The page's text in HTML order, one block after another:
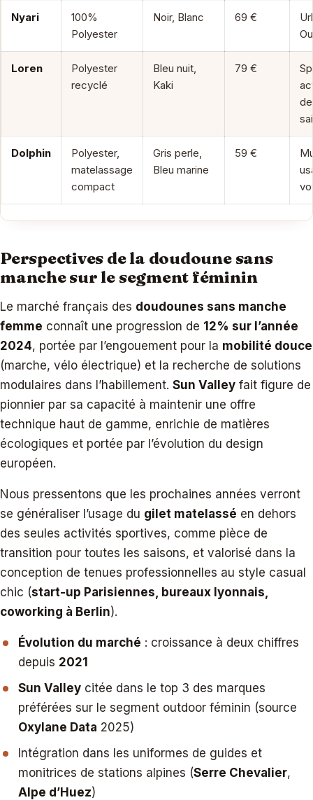
Nyari
100%
Polyester
Noir, Blanc 69 €
Loren
Polyester
recyclé
Bleu nuit,
Kaki
79 €
Dolphin
Polyester,
matelassage
compact
Gris perle,
Bleu marine
59 €
Perspectives de la doudoune sans
manche sur le segment féminin
Le marché français des doudounes sans manche
femme connaît une progression de 12% sur l’année
2024, portée par l’engouement pour la mobilité douce
(marche, vélo électrique) et la recherche de solutions
modulaires dans l’habillement. Sun Valley fait figure de
pionnier par sa capacité à maintenir une offre
technique haut de gamme, enrichie de matières
écologiques et portée par l’évolution du design
européen.
Nous pressentons que les prochaines années verront
se généraliser l’usage du gilet matelassé en dehors
des seules activités sportives, comme pièce de
transition pour toutes les saisons, et valorisé dans la
conception de tenues professionnelles au style casual
chic (start-up Parisiennes, bureaux lyonnais,
coworking à Berlin).
Évolution du marché : croissance à deux chiffres
depuis 2021
Sun Valley citée dans le top 3 des marques
préférées sur le segment outdoor féminin (source
Oxylane Data 2025)
Intégration dans les uniformes de guides et
monitrices de stations alpines (Serre Chevalier,
Alpe d’Huez)